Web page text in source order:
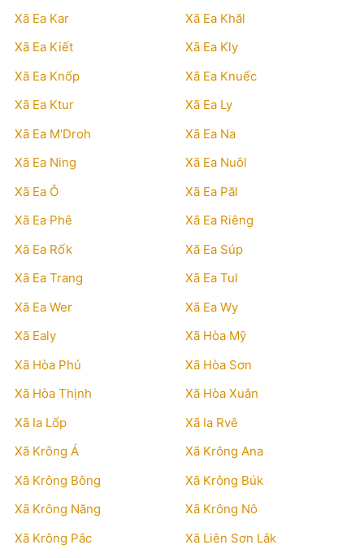
Xã Ea Kar
Xã Ea Khăl
Xã Ea Kiết
Xã Ea Kly
Xã Ea Knốp
Xã Ea Knuếc
Xã Ea Ktur
Xã Ea Ly
Xã Ea M'Droh
Xã Ea Na
Xã Ea Ning
Xã Ea Nuôl
Xã Ea Ô
Xã Ea Păl
Xã Ea Phê
Xã Ea Riêng
Xã Ea Rốk
Xã Ea Súp
Xã Ea Trang
Xã Ea Tul
Xã Ea Wer
Xã Ea Wy
Xã Ealy
Xã Hòa Mỹ
Xã Hòa Phú
Xã Hòa Sơn
Xã Hòa Thịnh
Xã Hòa Xuân
Xã Ia Lốp
Xã Ia Rvê
Xã Krông Á
Xã Krông Ana
Xã Krông Bông
Xã Krông Búk
Xã Krông Năng
Xã Krông Nô
Xã Krông Pắc
Xã Liên Sơn Lắk